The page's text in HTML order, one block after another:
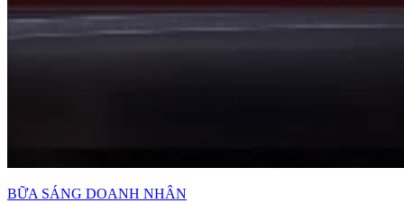
BỮA SÁNG DOANH NHÂN